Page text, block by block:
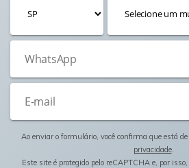
Ao enviar o formulário, você confirma que está de
privacidade.
Este site é protegido pelo reCAPTCHA e, por isso,